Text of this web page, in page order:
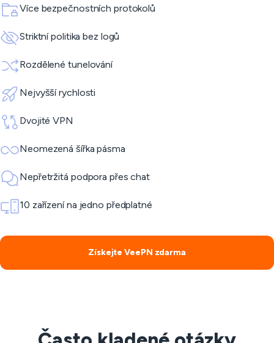
Více bezpečnostních protokolů
Striktní politika bez logů
Rozdělené tunelování
Nejvyšší rychlosti
Dvojité VPN
Neomezená šířka pásma
Nepřetržitá podpora přes chat
10 zařízení na jedno předplatné
Získejte VeePN zdarma